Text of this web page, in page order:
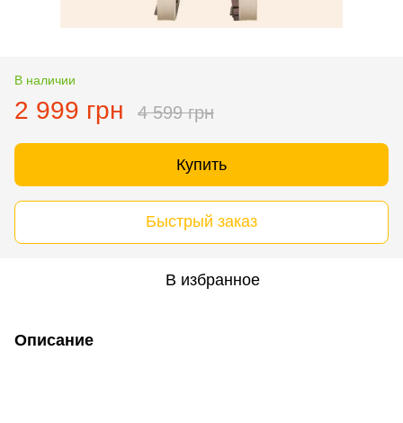
В наличии
2 999 грн 4 599 грн
Купить
Быстрый заказ
В избранное
Описание